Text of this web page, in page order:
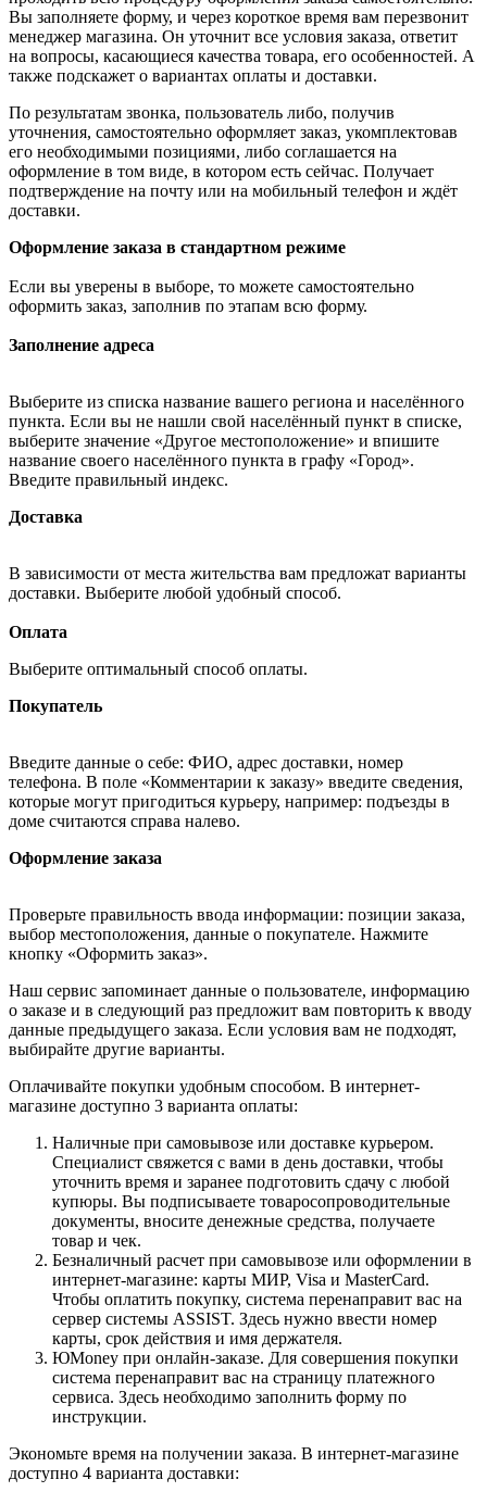
Вы заполняете форму, и через короткое время вам перезвонит
менеджер магазина. Он уточнит все условия заказа, ответит
на вопросы, касающиеся качества товара, его особенностей. А
также подскажет о вариантах оплаты и доставки.
По результатам звонка, пользователь либо, получив
уточнения, самостоятельно оформляет заказ, укомплектовав
его необходимыми позициями, либо соглашается на
оформление в том виде, в котором есть сейчас. Получает
подтверждение на почту или на мобильный телефон и ждёт
доставки.
Оформление заказа в стандартном режиме
Если вы уверены в выборе, то можете самостоятельно
оформить заказ, заполнив по этапам всю форму.
Заполнение адреса
Выберите из списка название вашего региона и населённого
пункта. Если вы не нашли свой населённый пункт в списке,
выберите значение «Другое местоположение» и впишите
название своего населённого пункта в графу «Город».
Введите правильный индекс.
Доставка
В зависимости от места жительства вам предложат варианты
доставки. Выберите любой удобный способ.
Оплата
Выберите оптимальный способ оплаты.
Покупатель
Введите данные о себе: ФИО, адрес доставки, номер
телефона. В поле «Комментарии к заказу» введите сведения,
которые могут пригодиться курьеру, например: подъезды в
доме считаются справа налево.
Оформление заказа
Проверьте правильность ввода информации: позиции заказа,
выбор местоположения, данные о покупателе. Нажмите
кнопку «Оформить заказ».
Наш сервис запоминает данные о пользователе, информацию
о заказе и в следующий раз предложит вам повторить к вводу
данные предыдущего заказа. Если условия вам не подходят,
выбирайте другие варианты.
Оплачивайте покупки удобным способом. В интернет-
магазине доступно 3 варианта оплаты:
Наличные при самовывозе или доставке курьером.
Специалист свяжется с вами в день доставки, чтобы
уточнить время и заранее подготовить сдачу с любой
купюры. Вы подписываете товаросопроводительные
документы, вносите денежные средства, получаете
товар и чек.
Безналичный расчет при самовывозе или оформлении в
интернет-магазине: карты МИР, Visa и MasterCard.
Чтобы оплатить покупку, система перенаправит вас на
сервер системы ASSIST. Здесь нужно ввести номер
карты, срок действия и имя держателя.
ЮMoney при онлайн-заказе. Для совершения покупки
система перенаправит вас на страницу платежного
сервиса. Здесь необходимо заполнить форму по
инструкции.
Экономьте время на получении заказа. В интернет-магазине
доступно 4 варианта доставки: